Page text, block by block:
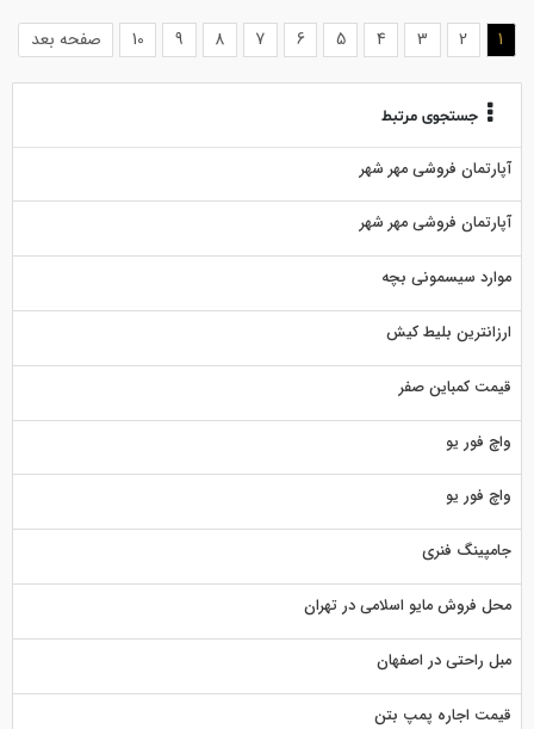
1
(current)
2
3
4
5
6
7
8
9
10 صفحه بعد
جستجوی مرتبط
آپارتمان فروشی مهر شهر
آپارتمان فروشی مهر شهر
موارد سیسمونی بچه
ارزانترین بلیط کیش
قیمت کمباین صفر
واچ فور یو
واچ فور یو
جامپینگ فنری
محل فروش مایو اسلامی در تهران
مبل راحتی در اصفهان
قیمت اجاره پمپ بتن